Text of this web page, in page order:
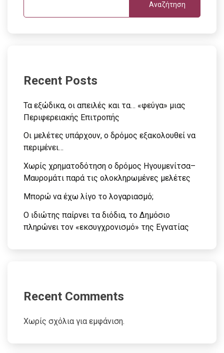
Αναζήτηση
Recent Posts
Τα εξώδικα, οι απειλές και τα… «φεύγα» μιας
Περιφερειακής Επιτροπής
Οι μελέτες υπάρχουν, ο δρόμος εξακολουθεί να
περιμένει…
Χωρίς χρηματοδότηση ο δρόμος Ηγουμενίτσα–
Μαυρομάτι παρά τις ολοκληρωμένες μελέτες
Μπορώ να έχω λίγο το λογαριασμό;
Ο ιδιώτης παίρνει τα διόδια, το Δημόσιο
πληρώνει τον «εκσυγχρονισμό» της Εγνατίας
Recent Comments
Χωρίς σχόλια για εμφάνιση.